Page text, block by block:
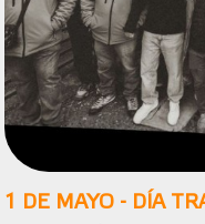
1 DE MAYO - DÍA